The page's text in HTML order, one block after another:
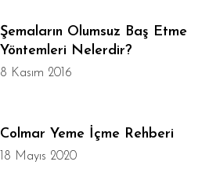
Şemaların Olumsuz Baş Etme
Yöntemleri Nelerdir?
8 Kasım 2016
Colmar Yeme İçme Rehberi
18 Mayıs 2020